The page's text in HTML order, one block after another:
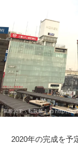
2020年の完成を予